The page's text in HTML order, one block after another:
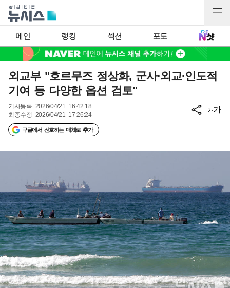
메인 랭킹 섹션 포토
외교부 "호르무즈 정상화, 군사·외교·인도적
기여 등 다양한 옵션 검토"
기사등록 2026/04/21 16:42:18
최종수정 2026/04/21 17:26:24
구글에서 선호하는 매체로 추가
가가